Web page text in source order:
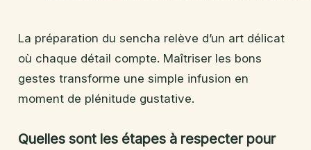
La préparation du sencha relève d’un art délicat
où chaque détail compte. Maîtriser les bons
gestes transforme une simple infusion en
moment de plénitude gustative.
Quelles sont les étapes à respecter pour